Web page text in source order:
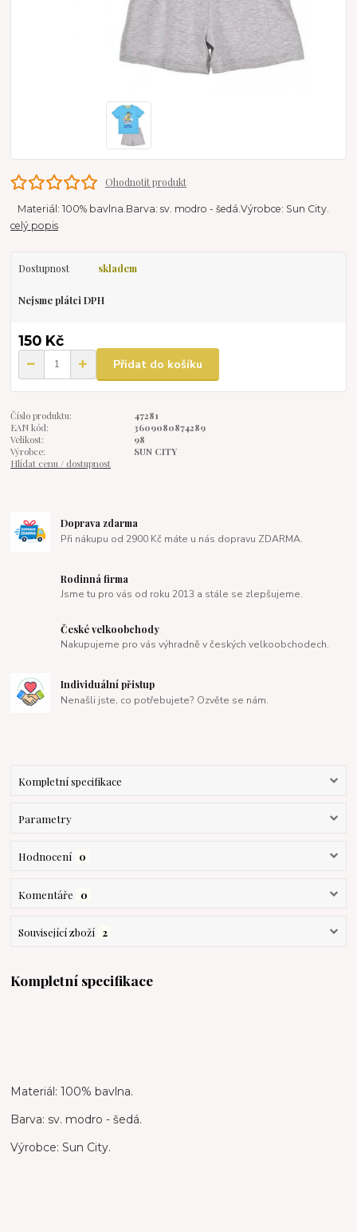
Ohodnotit produkt
Materiál: 100% bavlna.Barva: sv. modro - šedá.Výrobce: Sun City.
celý popis
Dostupnost skladem
Nejsme plátci DPH
150 Kč
Přidat do košíku
Číslo produktu:
47281
EAN kód:
3609080874289
Velikost:
98
Výrobce:
SUN CITY
Hlídat cenu / dostupnost
Doprava zdarma
Při nákupu od 2900 Kč máte u nás dopravu ZDARMA.
Rodinná firma
Jsme tu pro vás od roku 2013 a stále se zlepšujeme.
České velkoobchody
Nakupujeme pro vás výhradně v českých velkoobchodech.
Individuální přistup
Nenašli jste, co potřebujete? Ozvěte se nám.
Kompletní specifikace
Parametry
Hodnocení 0
Komentáře 0
Související zboží 2
Kompletní specifikace
Materiál: 100% bavlna.
Barva: sv. modro - šedá.
Výrobce: Sun City.